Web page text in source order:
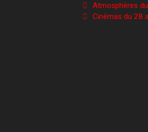
Atmosphères
Cinémas du 28